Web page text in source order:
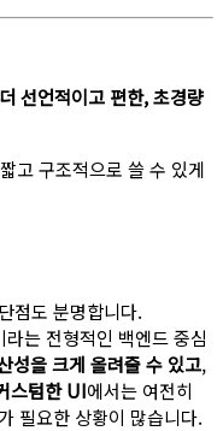
선언적이고 편한, 초경량
고 구조적으로 쓸 수 있게
점도 분명합니다.
는 전형적인 백엔드 중심
성을 크게 올려줄 수 있고,
스텀한 UI에서는 여전히
필요한 상황이 많습니다.